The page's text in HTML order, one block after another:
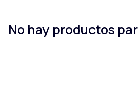
No hay productos